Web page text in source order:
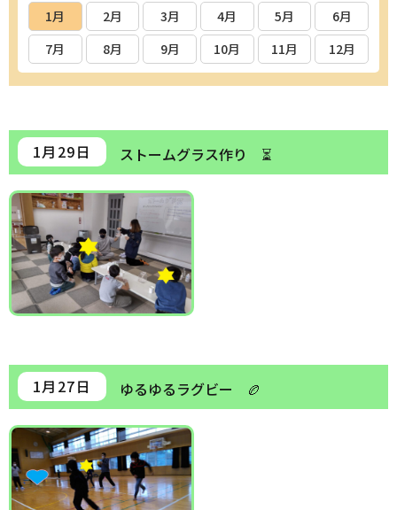
1月 2月 3月 4月 5月
6月
7月
8月 9月 10月 11月 12月
1月29日 ストームグラス作り ⏳
1月27日 ゆるゆるラグビー 🏉